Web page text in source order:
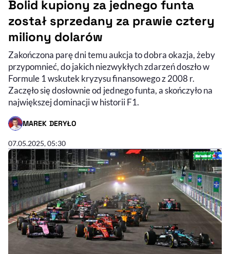
Bolid kupiony za jednego funta
został sprzedany za prawie cztery
miliony dolarów
Zakończona parę dni temu aukcja to dobra okazja, żeby
przypomnieć, do jakich niezwykłych zdarzeń doszło w
Formule 1 wskutek kryzysu finansowego z 2008 r.
Zaczęło się dosłownie od jednego funta, a skończyło na
największej dominacji w historii F1.
MAREK DERYŁO
- AUTOR ARTYKUŁU - PROFIL
07.05.2025, 05:30